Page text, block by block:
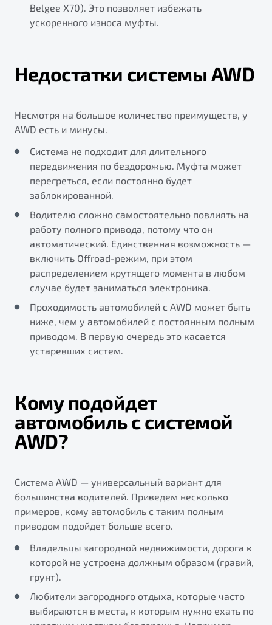
Belgee X70). Это позволяет избежать
ускоренного износа муфты.
Недостатки системы AWD
Несмотря на большое количество преимуществ, у
AWD есть и минусы.
Система не подходит для длительного
передвижения по бездорожью. Муфта может
перегреться, если постоянно будет
заблокированной.
Водителю сложно самостоятельно повлиять на
работу полного привода, потому что он
автоматический. Единственная возможность —
включить Offroad-режим, при этом
распределением крутящего момента в любом
случае будет заниматься электроника.
Проходимость автомобилей с AWD может быть
ниже, чем у автомобилей с постоянным полным
приводом. В первую очередь это касается
устаревших систем.
Кому подойдет
автомобиль с системой
AWD?
Система AWD — универсальный вариант для
большинства водителей. Приведем несколько
примеров, кому автомобиль с таким полным
приводом подойдет больше всего.
Владельцы загородной недвижимости, дорога к
которой не устроена должным образом (гравий,
грунт).
Любители загородного отдыха, которые часто
выбираются в места, к которым нужно ехать по